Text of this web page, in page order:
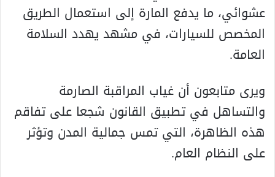
عشوائي، ما يدفع المارة إلى استعمال الطريق
المخصص للسيارات، في مشهد يهدد السلامة
العامة.
ويرى متابعون أن غياب المراقبة الصارمة
والتساهل في تطبيق القانون شجعا على تفاقم
هذه الظاهرة، التي تمس جمالية المدن وتؤثر
على النظام العام.